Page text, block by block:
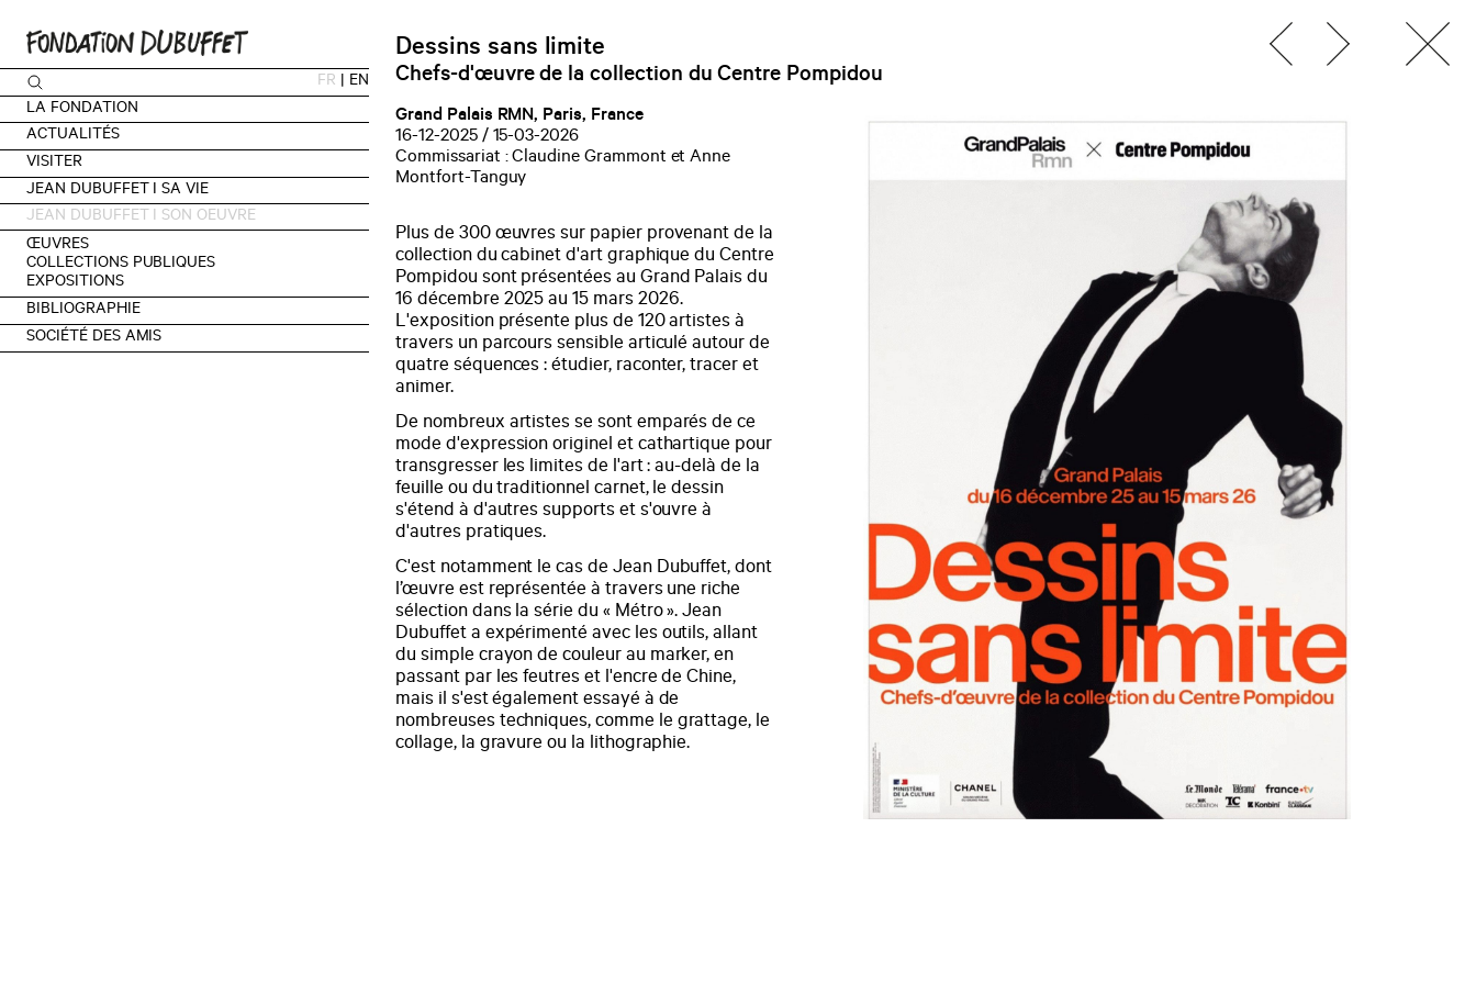
FR | EN
LA FONDATION
ACTUALITÉS
VISITER
JEAN DUBUFFET I SA VIE
JEAN DUBUFFET I SON OEUVRE
ŒUVRES
COLLECTIONS PUBLIQUES
EXPOSITIONS
BIBLIOGRAPHIE
SOCIÉTÉ DES AMIS
Dessins sans limite
Chefs-d'œuvre de la collection du Centre Pompidou
Grand Palais RMN, Paris, France
16-12-2025 / 15-03-2026
Commissariat : Claudine Grammont et Anne
Montfort-Tanguy
Plus de 300 œuvres sur papier provenant de la
collection du cabinet d'art graphique du Centre
Pompidou sont présentées au Grand Palais du
16 décembre 2025 au 15 mars 2026.
L'exposition présente plus de 120 artistes à
travers un parcours sensible articulé autour de
quatre séquences : étudier, raconter, tracer et
animer.
De nombreux artistes se sont emparés de ce
mode d'expression originel et cathartique pour
transgresser les limites de l'art : au-delà de la
feuille ou du traditionnel carnet, le dessin
s'étend à d'autres supports et s'ouvre à
d'autres pratiques.
C'est notamment le cas de Jean Dubuffet, dont
l’œuvre est représentée à travers une riche
sélection dans la série du « Métro ». Jean
Dubuffet a expérimenté avec les outils, allant
du simple crayon de couleur au marker, en
passant par les feutres et l'encre de Chine,
mais il s'est également essayé à de
nombreuses techniques, comme le grattage, le
collage, la gravure ou la lithographie.